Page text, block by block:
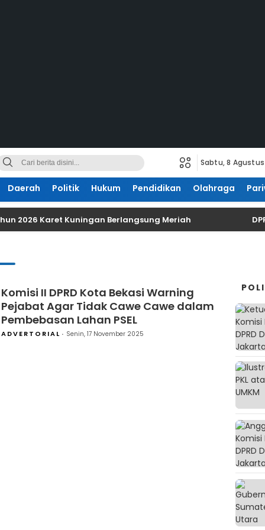
Sabtu, 8
Daerah Politik Hukum Pendidikan Olahraga
2026 Karet Kuningan Berlangsung Meriah
Komisi II DPRD Kota Bekasi Warning
Pejabat Agar Tidak Cawe Cawe dalam
Pembebasan Lahan PSEL
ADVERTORIAL Senin, 17 November 2025